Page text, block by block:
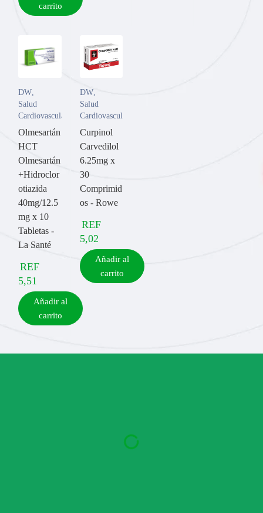
carrito
DW,
Salud
Cardiovascular
Olmesartán
HCT
Olmesartán
+Hidroclor
otiazida
40mg/12.5
mg x 10
Tabletas -
La Santé
REF
5,51
Añadir al
carrito
DW,
Salud
Cardiovascular
Curpinol
Carvedilol
6.25mg x
30
Comprimid
os - Rowe
REF
5,02
Añadir al
carrito